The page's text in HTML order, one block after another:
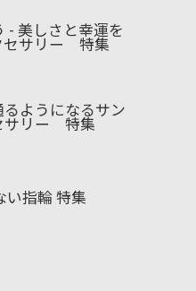
- 美しさと幸運を
セサリー 特集
ようになるサン
サリー 特集
い指輪 特集